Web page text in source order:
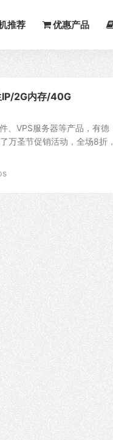
推荐 优惠产品
2G内存/40G
、VPS服务器等产品，有德
万圣节促销活动，全场8折，